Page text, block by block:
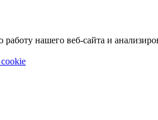
нашего веб-сайта и